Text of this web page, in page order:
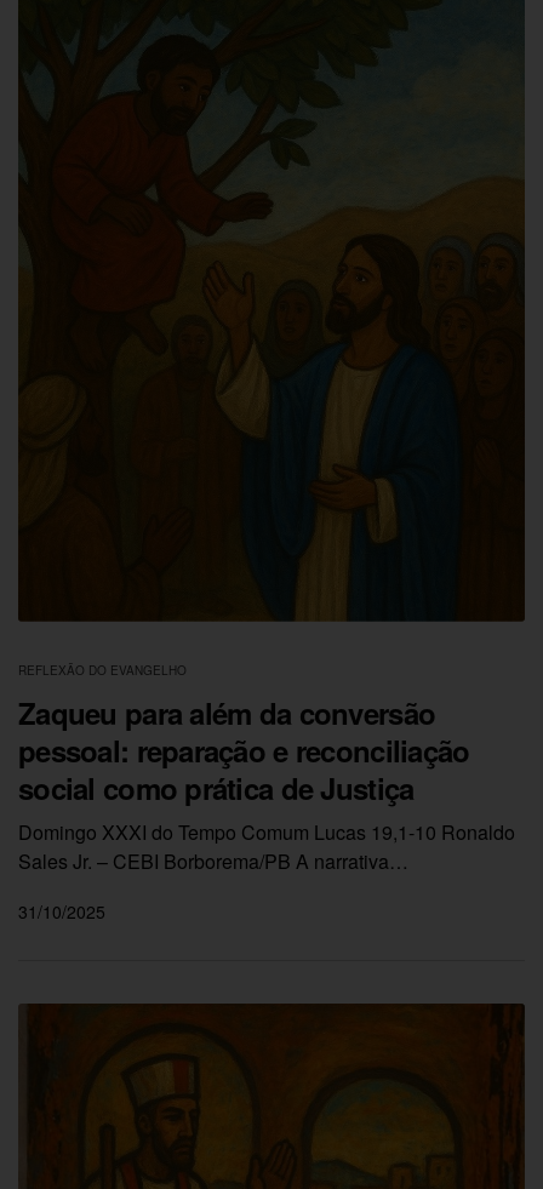
REFLEXÃO DO EVANGELHO
Zaqueu para além da conversão
pessoal: reparação e reconciliação
social como prática de Justiça
Domingo XXXI do Tempo Comum Lucas 19,1-10 Ronaldo
Sales Jr. – CEBI Borborema/PB A narrativa…
31/10/2025